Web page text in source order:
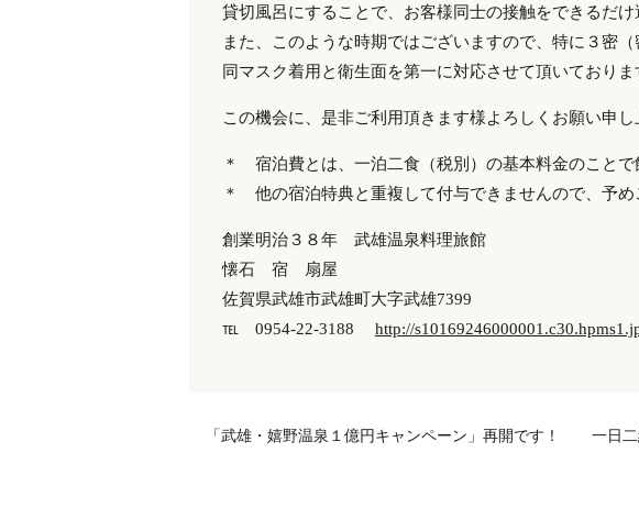
貸切風呂にすることで、お客様同士の接触をできるだけ
また、このような時期ではございますので、特に３密
同マスク着用と衛生面を第一に対応させて頂いておりま
この機会に、是非ご利用頂きます様よろしくお願い申し
＊ 宿泊費とは、一泊二食（税別）の基本料金のことで
＊ 他の宿泊特典と重複して付与できませんので、予め
創業明治３８年 武雄温泉料理旅館
懐石 宿 扇屋
佐賀県武雄市武雄町大字武雄7399
℡ 0954-22-3188 http://
「武雄・嬉野温泉１億円キャンペーン」再開です！ 一日